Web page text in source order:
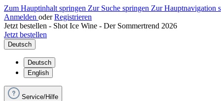
Zum Hauptinhalt springen Zur Suche springen Zur Hauptnavigation
Anmelden oder Registrieren
Jetzt bestellen - Shot Ice Wine - Der Sommertrend 2026
Jetzt bestellen
Deutsch
Deutsch
English
Service/Hilfe